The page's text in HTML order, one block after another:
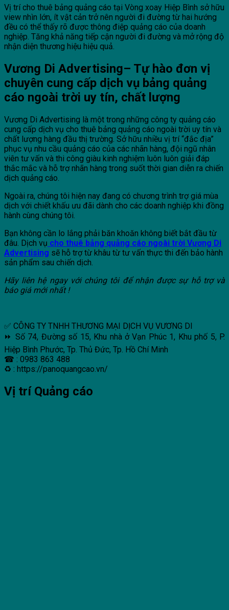
Vị trí cho thuê bảng quảng cáo tại Vòng xoay Hiệp Bình sở hữu
view nhìn lớn, ít vật cản trở nên người đi đường từ hai hướng
đều có thể thấy rõ được thông điệp quảng cáo của doanh
nghiệp. Tăng khả năng tiếp cận người đi đường và mở rộng độ
nhận diện thương hiệu hiệu quả.
Vương Di Advertising– Tự hào đơn vị
chuyên cung cấp dịch vụ bảng quảng
cáo ngoài trời uy tín, chất lượng
Vương Di Advertising là một trong những công ty quảng cáo
cung cấp dịch vụ cho thuê bảng quảng cáo ngoài trời uy tín và
chất lượng hàng đầu thị trường. Sở hữu nhiều vị trí “đắc địa”
phục vụ nhu cầu quảng cáo của các nhãn hàng, đội ngũ nhân
viên tư vấn và thi công giàu kinh nghiệm luôn luôn giải đáp
thắc mắc và hỗ trợ nhãn hàng trong suốt thời gian diễn ra chiến
dịch quảng cáo.
Ngoài ra, chúng tôi hiện nay đang có chương trình trợ giá mùa
dịch với chiết khấu ưu đãi dành cho các doanh nghiệp khi đồng
hành cùng chúng tôi.
Bạn không cần lo lắng phải băn khoăn không biết bắt đầu từ
đâu. Dịch vụ cho thuê bảng quảng cáo ngoài trời Vương Di
Advertising sẽ hỗ trợ từ khâu từ tư vấn thực thi đến bảo hành
sản phẩm sau chiến dịch.
Hãy liên hệ ngay với chúng tôi để nhận được sự hỗ trợ và
báo giá mới nhất !
✅ CÔNG TY TNHH THƯƠNG MẠI DỊCH VỤ VƯƠNG DI
⏩ Số 74, Đường số 15, Khu nhà ở Vạn Phúc 1, Khu phố 5, P.
Hiệp Bình Phước, Tp. Thủ Đức, Tp. Hồ Chí Minh
☎ : 0983 863 488
♻ : https://panoquangcao.vn/
Vị trí Quảng cáo